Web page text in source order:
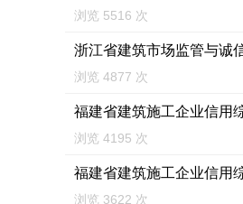
浏览 5516 次
浙江省建筑市场监管与诚
浏览 4877 次
福建省建筑施工企业信用
浏览 4195 次
福建省建筑施工企业信用
浏览 3622 次